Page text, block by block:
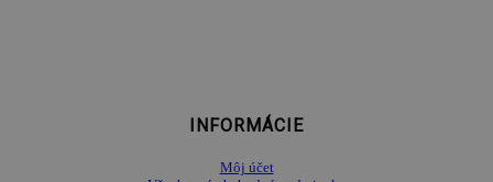
INFORMÁCIE
Môj účet